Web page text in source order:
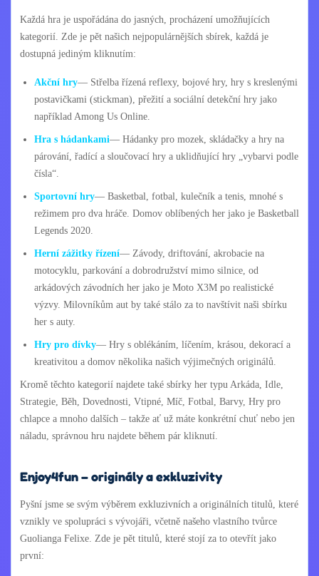
Každá hra je uspořádána do jasných, procházení umožňujících
kategorií. Zde je pět našich nejpopulárnějších sbírek, každá je
dostupná jediným kliknutím:
Akční hry— Střelba řízená reflexy, bojové hry, hry s kreslenými
postavičkami (stickman), přežití a sociální detekční hry jako
například Among Us Online.
Hra s hádankami— Hádanky pro mozek, skládačky a hry na
párování, řadící a sloučovací hry a uklidňující hry „vybarvi podle
čísla“.
Sportovní hry— Basketbal, fotbal, kulečník a tenis, mnohé s
režimem pro dva hráče. Domov oblíbených her jako je Basketball
Legends 2020.
Herní zážitky řízení— Závody, driftování, akrobacie na
motocyklu, parkování a dobrodružství mimo silnice, od
arkádových závodních her jako je Moto X3M po realistické
výzvy. Milovníkům aut by také stálo za to navštívit naši sbírku
her s auty.
Hry pro dívky— Hry s oblékáním, líčením, krásou, dekorací a
kreativitou a domov několika našich výjimečných originálů.
Kromě těchto kategorií najdete také sbírky her typu Arkáda, Idle,
Strategie, Běh, Dovednosti, Vtipné, Míč, Fotbal, Barvy, Hry pro
chlapce a mnoho dalších – takže ať už máte konkrétní chuť nebo jen
náladu, správnou hru najdete během pár kliknutí.
Enjoy4fun – originály a exkluzivity
Pyšní jsme se svým výběrem exkluzivních a originálních titulů, které
vznikly ve spolupráci s vývojáři, včetně našeho vlastního tvůrce
Guolianga Felixe. Zde je pět titulů, které stojí za to otevřít jako
první: